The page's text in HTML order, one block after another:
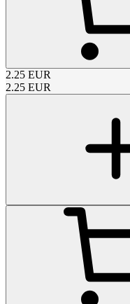
2.25 EUR
2.25 EUR